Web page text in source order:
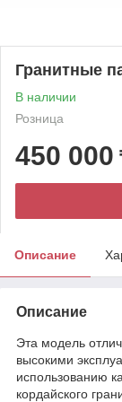
Гранитные
В наличии
Розница
450 000
Описание
Описание
Эта модель
высокими
использованию
кордайского